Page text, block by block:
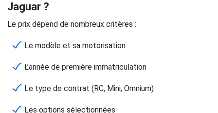
Jaguar ?
Le prix dépend de nombreux critères :
Le modèle et sa motorisation
L’année de première immatriculation
Le type de contrat (RC, Mini, Omnium)
Les options sélectionnées